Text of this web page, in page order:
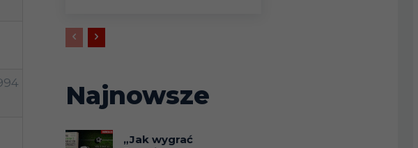
Najnowsze
„Jak wygrać